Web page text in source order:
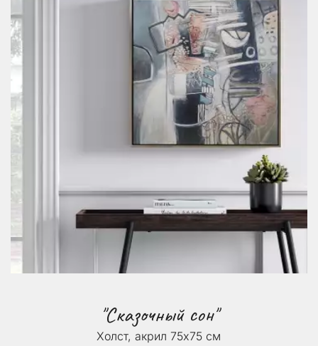
"Сказочный сон"
Холст, акрил 75х75 см